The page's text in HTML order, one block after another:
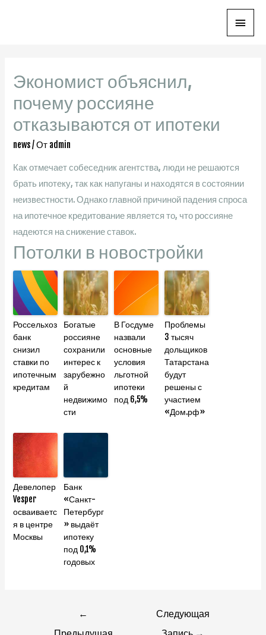
Экономист объяснил,
почему россияне
отказываются от ипотеки
news/ От admin
Как отмечает собеседник агентства, люди не решаются
брать ипотеку, так как напуганы и находятся в состоянии
неизвестности. Однако главной причиной падения спроса
на ипотечное кредитование является то, что россияне
надеются на снижение ставок.
Потолки в новостройки
Россельхоз
банк
снизил
ставки по
ипотечным
кредитам
Богатые
россияне
сохранили
интерес к
зарубежно
й
недвижимо
сти
В Госдуме
назвали
основные
условия
льготной
ипотеки
под 6,5%
Проблемы
3 тысяч
дольщиков
Татарстана
будут
решены с
участием
«Дом.рф»
Девелопер
Vesper
осваиваетс
я в центре
Москвы
Банк
«Санкт-
Петербург
» выдаёт
ипотеку
под 0,1%
годовых
Навигация
←
Следующая